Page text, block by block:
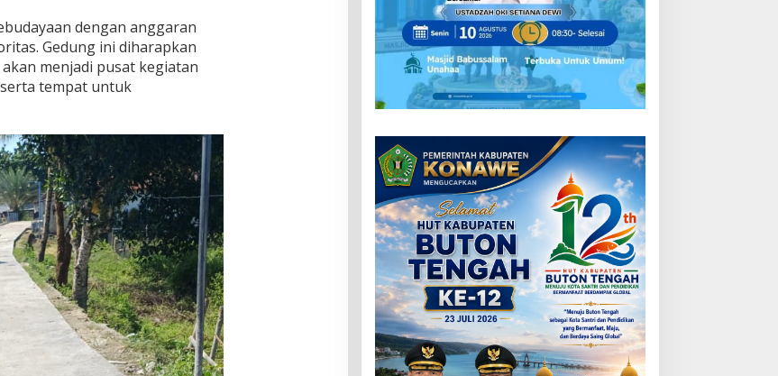
dengan anggaran
Gedung ini diharapkan
menjadi pusat kegiatan
tempat untuk